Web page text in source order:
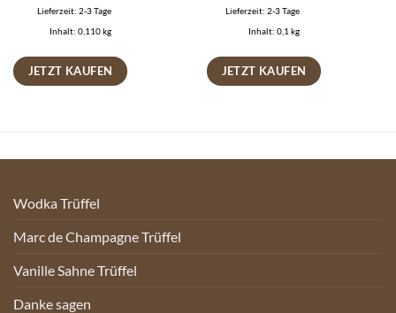
Lieferzeit: 2-3 Tage
Inhalt: 0,110kg
JETZT KAUFEN
Lieferzeit: 2-3 Tage
Inhalt: 0,1 kg
JETZT KAUFEN
Wodka Trüffel
Marc de Champagne Trüffel
Vanille Sahne Trüffel
Danke sagen